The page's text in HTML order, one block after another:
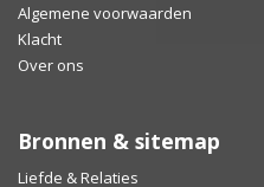
Algemene voorwaarden
Klacht
Over ons
Bronnen & sitemap
Liefde & Relaties